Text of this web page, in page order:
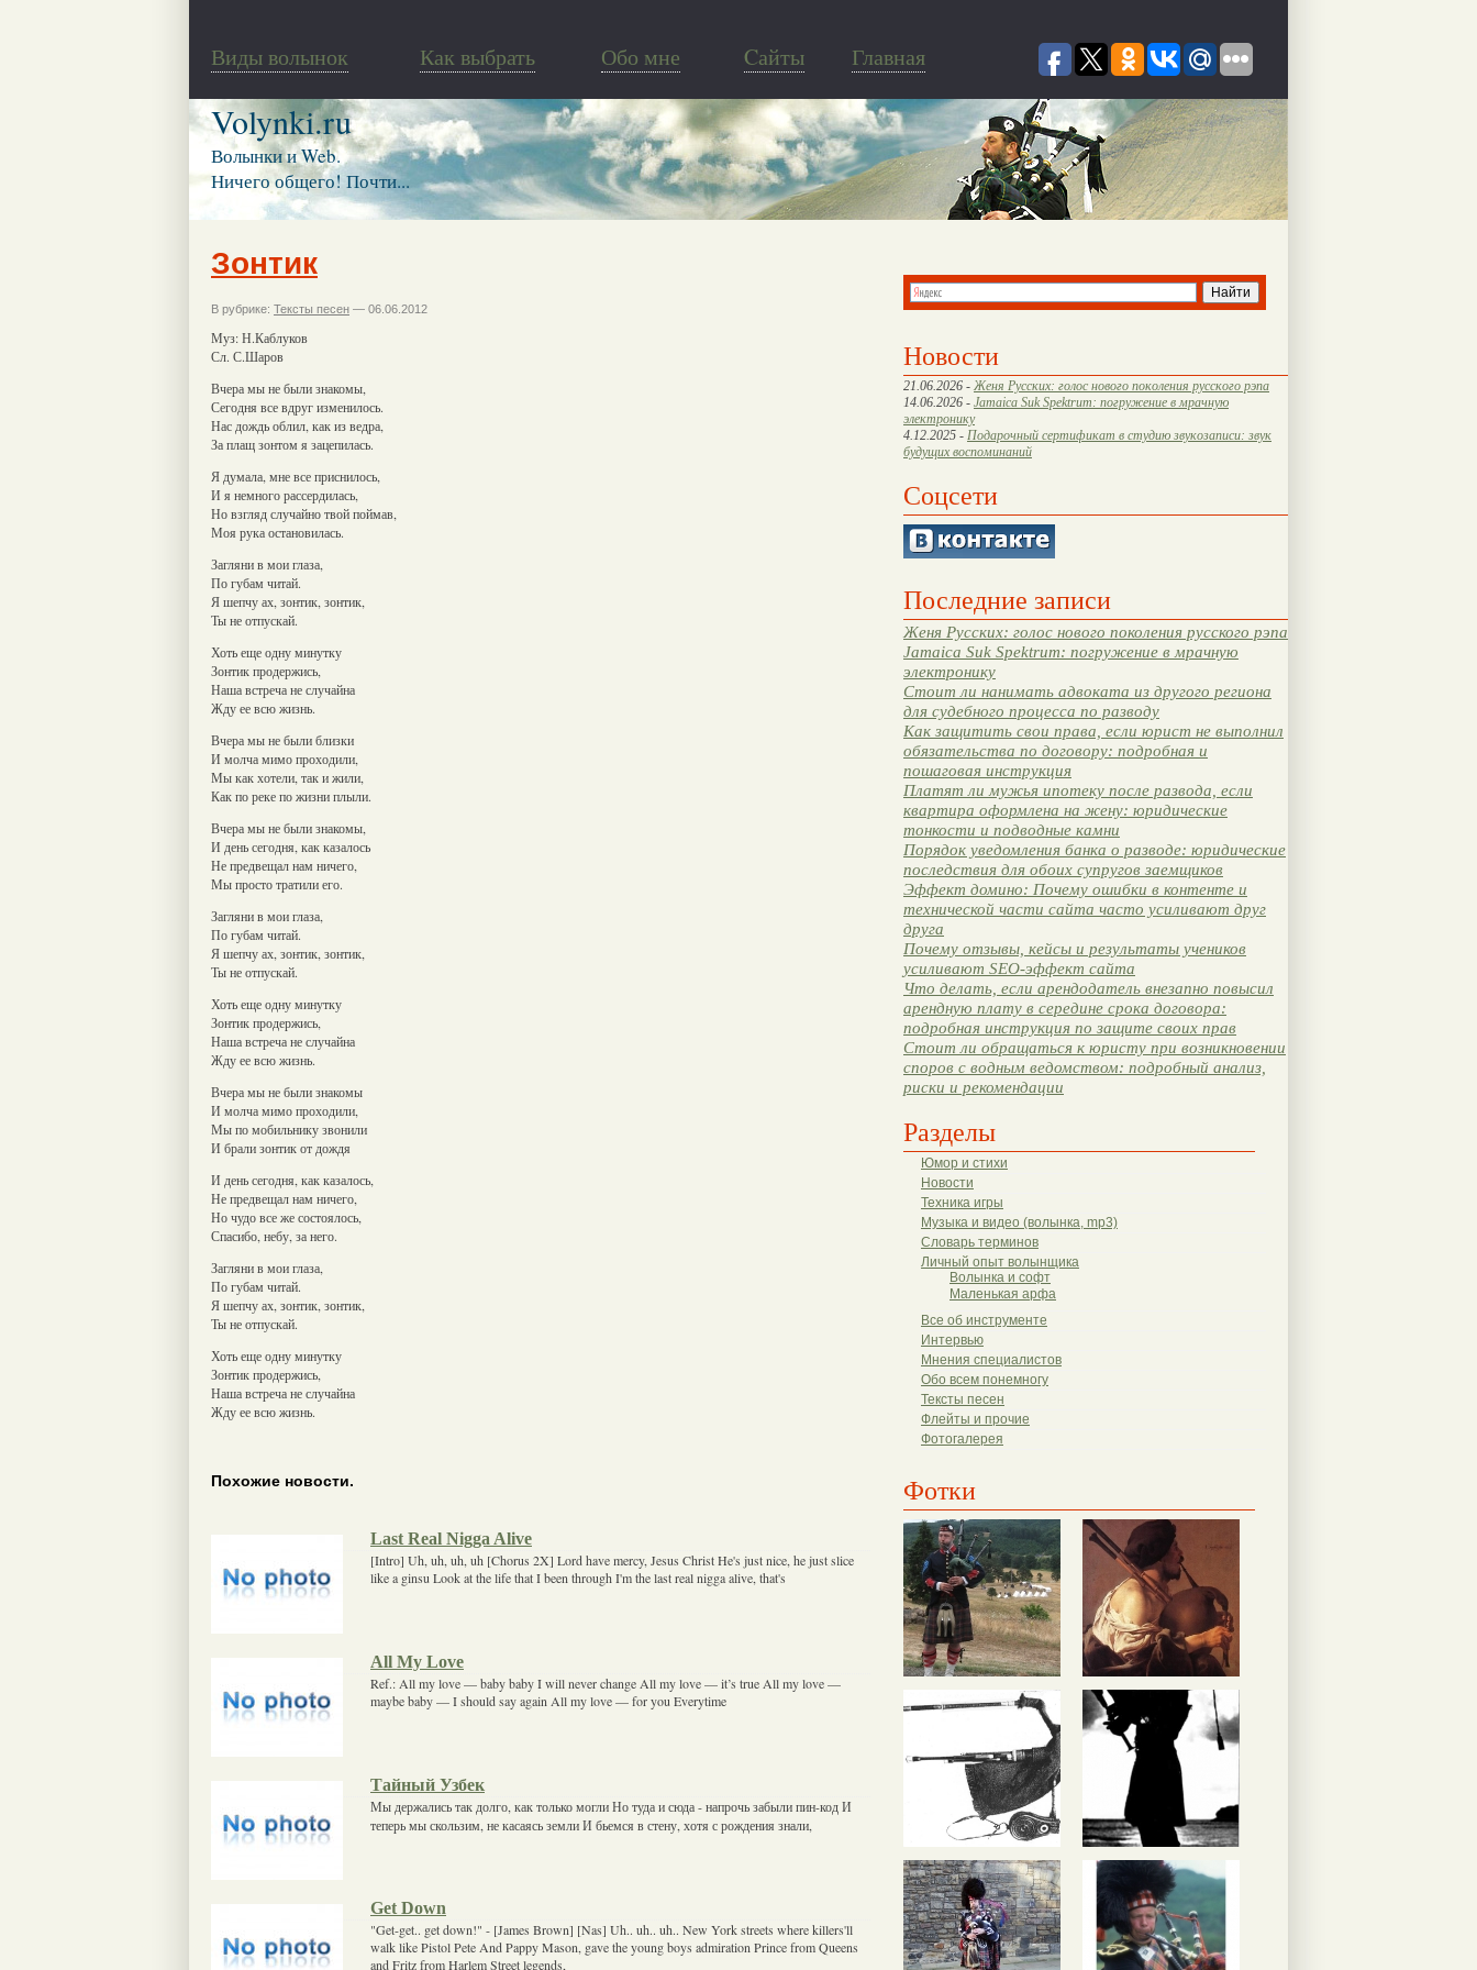
Виды волынок Как выбрать Обо мне Cайты Главная
Volynki.ru
Волынки и Web.
Ничего общего! Почти...
Новости
21.06.2026 - Женя Русских: голос нового поколения русского рэпа
14.06.2026 - Jamaica Suk Spektrum: погружение в мрачную
электронику
4.12.2025 - Подарочный сертификат в студию звукозаписи: звук
будущих воспоминаний
Соцсети
Последние записи
Женя Русских: голос нового поколения русского рэпа
Jamaica Suk Spektrum: погружение в мрачную
электронику
Стоит ли нанимать адвоката из другого региона
для судебного процесса по разводу
Как защитить свои права, если юрист не выполнил
обязательства по договору: подробная и
пошаговая инструкция
Платят ли мужья ипотеку после развода, если
квартира оформлена на жену: юридические
тонкости и подводные камни
Порядок уведомления банка о разводе: юридические
последствия для обоих супругов заемщиков
Эффект домино: Почему ошибки в контенте и
технической части сайта часто усиливают друг
друга
Почему отзывы, кейсы и результаты учеников
усиливают SEO-эффект сайта
Что делать, если арендодатель внезапно повысил
арендную плату в середине срока договора:
подробная инструкция по защите своих прав
Стоит ли обращаться к юристу при возникновении
споров с водным ведомством: подробный анализ,
риски и рекомендации
Разделы
Юмор и стихи
Новости
Техника игры
Музыка и видео (волынка, mp3)
Словарь терминов
Личный опыт волынщика
Волынка и софт
Маленькая арфа
Все об инструменте
Интервью
Мнения специалистов
Обо всем понемногу
Тексты песен
Флейты и прочие
Фотогалерея
Фотки
Зонтик
В рубрике: Тексты песен — 06.06.2012
Муз: Н.Каблуков
Сл. С.Шаров
Вчера мы не были знакомы,
Сегодня все вдруг изменилось.
Нас дождь облил, как из ведра,
За плащ зонтом я зацепилась.
Я думала, мне все приснилось,
И я немного рассердилась,
Но взгляд случайно твой поймав,
Моя рука остановилась.
Загляни в мои глаза,
По губам читай.
Я шепчу ах, зонтик, зонтик,
Ты не отпускай.
Хоть еще одну минутку
Зонтик продержись,
Наша встреча не случайна
Жду ее всю жизнь.
Вчера мы не были близки
И молча мимо проходили,
Мы как хотели, так и жили,
Как по реке по жизни плыли.
Вчера мы не были знакомы,
И день сегодня, как казалось
Не предвещал нам ничего,
Мы просто тратили его.
Загляни в мои глаза,
По губам читай.
Я шепчу ах, зонтик, зонтик,
Ты не отпускай.
Хоть еще одну минутку
Зонтик продержись,
Наша встреча не случайна
Жду ее всю жизнь.
Вчера мы не были знакомы
И молча мимо проходили,
Мы по мобильнику звонили
И брали зонтик от дождя
И день сегодня, как казалось,
Не предвещал нам ничего,
Но чудо все же состоялось,
Спасибо, небу, за него.
Загляни в мои глаза,
По губам читай.
Я шепчу ах, зонтик, зонтик,
Ты не отпускай.
Хоть еще одну минутку
Зонтик продержись,
Наша встреча не случайна
Жду ее всю жизнь.
Похожие новости.
Last Real Nigga Alive
[Intro] Uh, uh, uh, uh [Chorus 2X] Lord have mercy, Jesus Christ He's just nice, he just slice
like a ginsu Look at the life that I been through I'm the last real nigga alive, that's
All My Love
Ref.: All my love — baby baby I will never change All my love — it’s true All my love —
maybe baby — I should say again All my love — for you Everytime
Тайный Узбек
Мы держались так долго, как только могли Но туда и сюда - напрочь забыли пин-код И
теперь мы скользим, не касаясь земли И бьемся в стену, хотя с рождения знали,
Get Down
"Get-get.. get down!" - [James Brown] [Nas] Uh.. uh.. uh.. New York streets where killers'll
walk like Pistol Pete And Pappy Mason, gave the young boys admiration Prince from Queens
and Fritz from Harlem Street legends,